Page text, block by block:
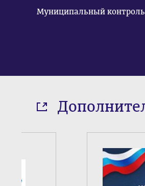
Муниципальный контроль